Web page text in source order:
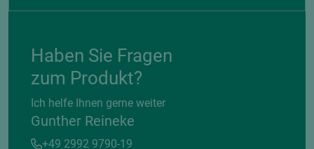
Haben Sie Fragen
zum Produkt?
Ich helfe Ihnen gerne weiter
Gunther Reineke
+49 2992 9790-19